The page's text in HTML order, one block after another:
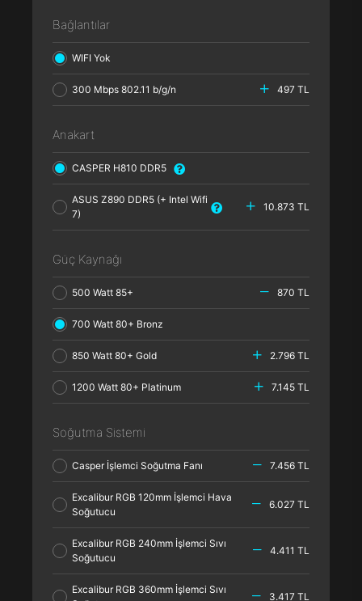
Bağlantılar
WIFI Yok
300 Mbps 802.11 b/g/n 497 TL
Anakart
CASPER H810 DDR5
ASUS Z890 DDR5 (+ Intel Wifi
7)
10.873 TL
Güç Kaynağı
500 Watt 85+ 870 TL
700 Watt 80+ Bronz
850 Watt 80+ Gold 2.796 TL
1200 Watt 80+ Platinum 7.145 TL
Soğutma Sistemi
Casper İşlemci Soğutma Fanı 7.456 TL
Excalibur RGB 120mm İşlemci Hava
Soğutucu
6.027 TL
Excalibur RGB 240mm İşlemci Sıvı
Soğutucu
4.411 TL
Excalibur RGB 360mm İşlemci Sıvı
3.417 TL